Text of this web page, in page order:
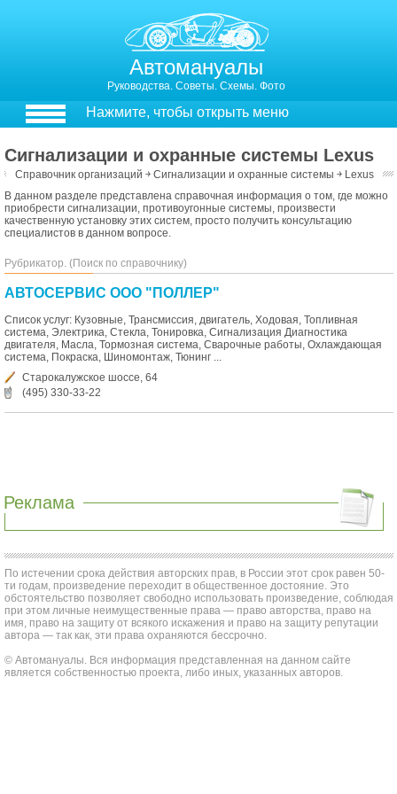
Автомануалы
Руководства. Советы. Схемы. Фото
Нажмите, чтобы открыть меню
Сигнализации и охранные системы Lexus
Справочник организаций￫ Сигнализации и охранные системы￫ Lexus
В данном разделе представлена справочная информация о том, где можно
приобрести сигнализации, противоугонные системы, произвести
качественную установку этих систем, просто получить консультацию
специалистов в данном вопросе.
Рубрикатор. (Поиск по справочнику)
АВТОСЕРВИС ООО "ПОЛЛЕР"
Список услуг: Кузовные, Трансмиссия, двигатель, Ходовая, Топливная
система, Электрика, Стекла, Тонировка, Сигнализация Диагностика
двигателя, Масла, Тормозная система, Сварочные работы, Охлаждающая
система, Покраска, Шиномонтаж, Тюнинг ...
Старокалужское шоссе, 64
(495) 330-33-22
Реклама
По истечении срока действия авторских прав, в России этот срок равен 50-
ти годам, произведение переходит в общественное достояние. Это
обстоятельство позволяет свободно использовать произведение, соблюдая
при этом личные неимущественные права — право авторства, право на
имя, право на защиту от всякого искажения и право на защиту репутации
автора — так как, эти права охраняются бессрочно.
© Автомануалы. Вся информация представленная на данном сайте
является собственностью проекта, либо иных, указанных авторов.